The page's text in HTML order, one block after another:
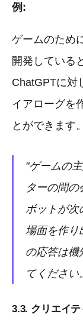
例:
ゲームのため
開発している
ChatGPTに対
イアローグを
とができます。
"ゲームの
ターの間
ボットが次
場面を作り
の応答は機
てください
3.3. クリエイ